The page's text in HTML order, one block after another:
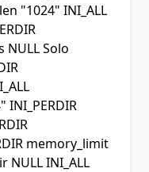
"1024" INI_ALL
NULL Solo
INI_PERDIR
memory_limit
NULL INI_ALL